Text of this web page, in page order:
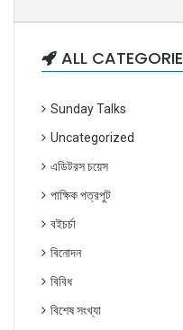
ALL
Sunday Talks
Uncategorized
এডিটরস চয়েস
পাক্ষিক পত্রপুট
বইচর্চা
বিনোদন
বিবিধ
বিশেষ সংখ্যা